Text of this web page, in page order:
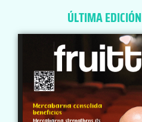
ÚLTIMA